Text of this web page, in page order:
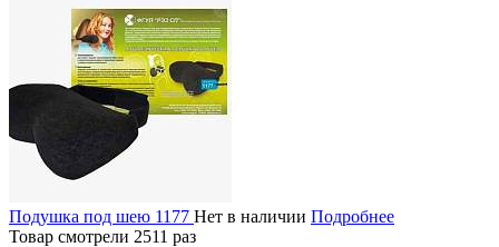
Подушка под шею 1177 Нет в наличии Подробнее
Товар смотрели 2511 раз